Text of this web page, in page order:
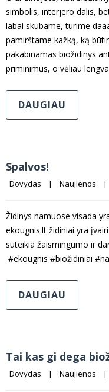
simbolis, interjero dalis,
labai skubame, turime
pamirštame kažką, ką
pakabinamas biožidinys
priminimus, o vėliau
DAUGIAU
Spalvos!
Dovydas | Naujienos |
Židinys namuose visada
ekougnis.lt židiniai yra
suteikia žaismingumo ir
#ekougnis #biožidiniai
DAUGIAU
Tai kas gi dega
Dovydas | Naujienos |